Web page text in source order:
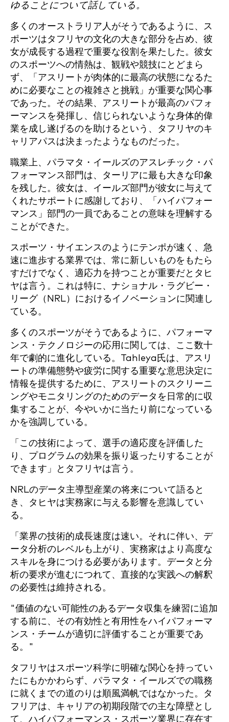
ゆることについて話している。
多くのオーストラリア人がそうであるように、ス
ポーツはタフリヤの文化の大きな部分を占め、彼
女が成長する過程で重要な役割を果たした。彼女
のスポーツへの情熱は、観戦や競技にとどまら
ず、「アスリートが肉体的に最高の状態になるた
めに必要なことの複雑さと挑戦」が重要な関心事
であった。その結果、アスリートが最高のパフォ
ーマンスを発揮し、信じられないような身体的偉
業を成し遂げるのを助けるという、タフリヤのキ
ャリアパスは決まったようなものだった。
職業上、パラマタ・イールズのアスレチック・パ
フォーマンス部門は、ターリアに最も大きな印象
を残した。彼女は、イールズ部門が彼女に与えて
くれたサポートに感謝しており、「ハイパフォー
マンス」部門の一員であることの意味を理解する
ことができた。
スポーツ・サイエンスのようにテンポが速く、急
速に進歩する業界では、常に新しいものをもたら
すだけでなく、適応力を持つことが重要だとタヒ
ヤは言う。これは特に、ナショナル・ラグビー・
リーグ（NRL）におけるイノベーションに関連し
ている。
多くのスポーツがそうであるように、パフォーマ
ンス・テクノロジーの応用に関しては、ここ数十
年で劇的に進化している。Tahleya氏は、アスリ
ートの準備態勢や疲労に関する重要な意思決定に
情報を提供するために、アスリートのスクリーニ
ングやモニタリングのためのデータを日常的に収
集することが、今やいかに当たり前になっている
かを強調している。
「この技術によって、選手の適応度を評価した
り、プログラムの効果を振り返ったりすることが
できます」とタフリヤは言う。
NRLのデータ主導型産業の将来について語ると
き、タヒヤは実務家に与える影響を意識してい
る。
「業界の技術的成長速度は速い。それに伴い、デ
ータ分析のレベルも上がり、実務家はより高度な
スキルを身につける必要があります。データと分
析の要求が進むにつれて、直接的な実践への解釈
の必要性は維持される。
"価値のない可能性のあるデータ収集を練習に追加
する前に、その有効性と有用性をハイパフォーマ
ンス・チームが適切に評価することが重要であ
る。"
タフリヤはスポーツ科学に明確な関心を持ってい
たにもかかわらず、パラマタ・イールズでの職務
に就くまでの道のりは順風満帆ではなかった。タ
フリアは、キャリアの初期段階での主な障壁とし
て、ハイパフォーマンス・スポーツ業界に存在す